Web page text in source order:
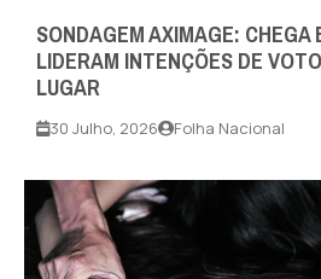
SONDAGEM AXIMAGE: CHEGA
LIDERAM INTENÇÕES DE
LUGAR
30 Julho, 2026 Folha Nacional